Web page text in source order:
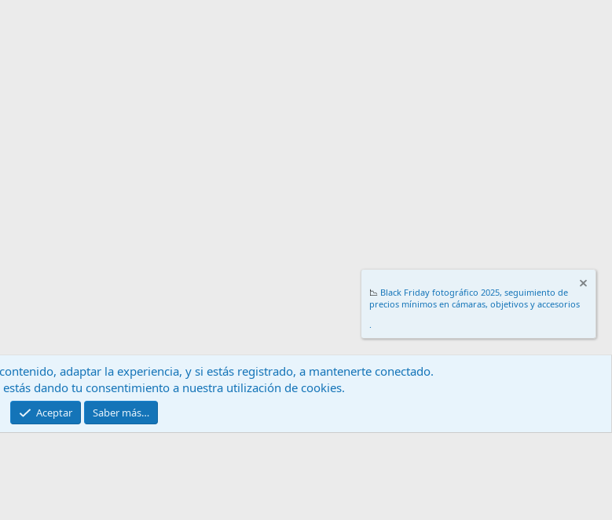
Contáctanos Términos y reglas
platform by XenForo® © 2010-2024 XenForo Ltd.
📉 Black Friday fotográfico 2025, seguimiento de
precios mínimos en cámaras, objetivos y accesorios
.
adaptar la experiencia, y si estás registrado, a mantenerte conectado.
dando tu consentimiento a nuestra utilización de cookies.
Aceptar Saber más…